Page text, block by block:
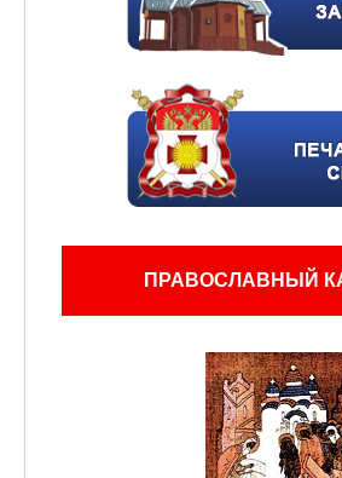
ПРАВОСЛАВНЫЙ